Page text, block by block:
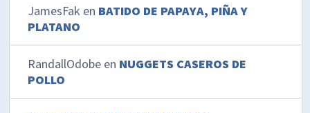
JamesFak en BATIDO DE PAPAYA, PIÑA Y
PLATANO
RandallOdobe en NUGGETS CASEROS DE
POLLO